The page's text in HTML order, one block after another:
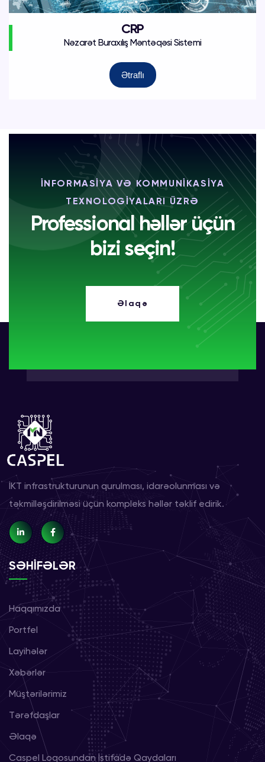
CRP
Nəzarət Buraxılış Məntəqəsi Sistemi
Ətraflı
İNFORMASİYA VƏ KOMMUNİKASİYA
TEXNOLOGİYALARI ÜZRƏ
Professional həllər üçün
bizi seçin!
Əlaqə
İKT infrastrukturunun qurulması, idarəolunması və
təkmilləşdirilməsi üçün kompleks həllər təklif edirik.
SƏHİFƏLƏR
Haqqımızda
Portfel
Layihələr
Xəbərlər
Müştərilərimiz
Tərəfdaşlar
Əlaqə
Caspel Loqosundan İstifadə Qaydaları